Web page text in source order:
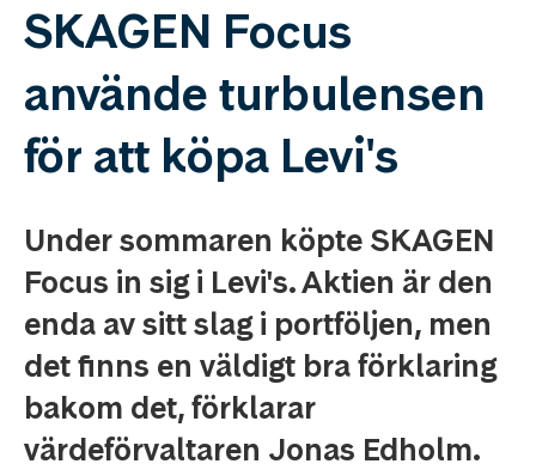
SKAGEN Focus
använde turbulensen
för att köpa Levi's
Under sommaren köpte SKAGEN
Focus in sig i Levi's. Aktien är den
enda av sitt slag i portföljen, men
det finns en väldigt bra förklaring
bakom det, förklarar
värdeförvaltaren Jonas Edholm.